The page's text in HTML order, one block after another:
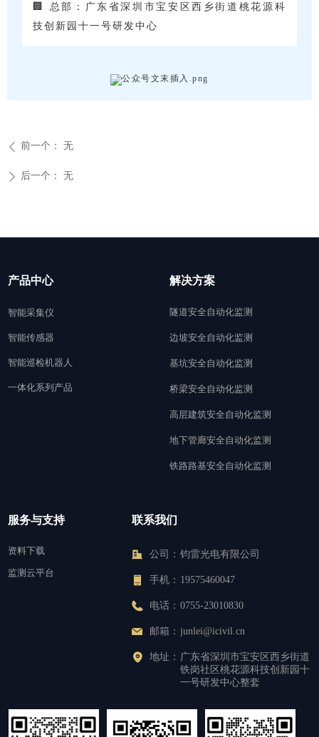
🏢 总部：广东省深圳市宝安区西乡街道桃花源科
技创新园十一号研发中心
ꄴ 前一个： 无
ꄲ 后一个： 无
产品中心
智能采集仪
智能传感器
智能巡检机器人
一体化系列产品
解决方案
隧道安全自动化监测
边坡安全自动化监测
基坑安全自动化监测
桥梁安全自动化监测
高层建筑安全自动化监测
地下管廊安全自动化监测
铁路路基安全自动化监测
服务与支持
资料下载
监测云平台
公司： 钧雷光电有限公司
手机： 19575460047
电话： 0755-23010830
邮箱： junlei@icivil.cn
地址： 广东省深圳市宝安区西乡街道
铁岗社区桃花源科技创新园十
一号研发中心整套
联系我们